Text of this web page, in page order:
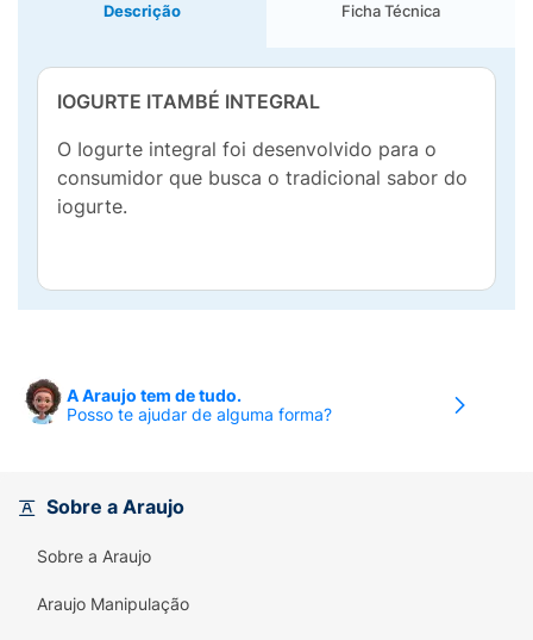
Descrição Ficha Técnica
IOGURTE ITAMBÉ INTEGRAL
O Iogurte integral foi desenvolvido para o
consumidor que busca o tradicional sabor do
iogurte.
A Araujo tem de tudo.
Posso te ajudar de alguma forma?
Sobre a Araujo
Sobre a Araujo
Araujo Manipulação